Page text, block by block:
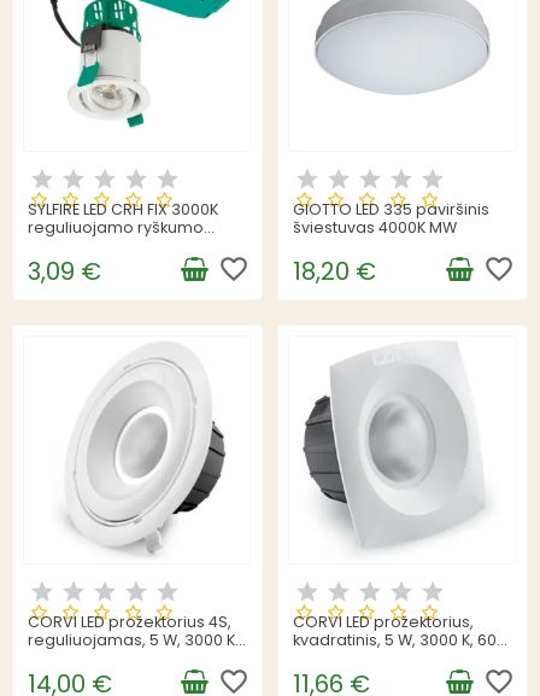
SYLFIRE LED CRH FIX 3000K
reguliuojamo ryškumo
šviestuvas
3,09 € favorite_border
GIOTTO LED 335 paviršinis
šviestuvas 4000K MW
18,20 € favorite_border
CORVI LED prožektorius 4S,
reguliuojamas, 5 W, 3000 K,
14,00 € favorite_border
CORVI LED prožektorius,
kvadratinis, 5 W, 3000 K, 600
11,66 € favorite_border